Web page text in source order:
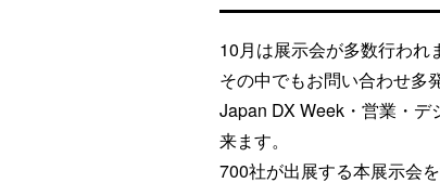
10月は展示会が多数行われ
その中でもお問い合わせ多
Japan DX Week・営業・
来ます。
700社が出展する本展示会